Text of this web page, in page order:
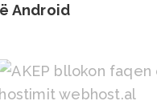
Android